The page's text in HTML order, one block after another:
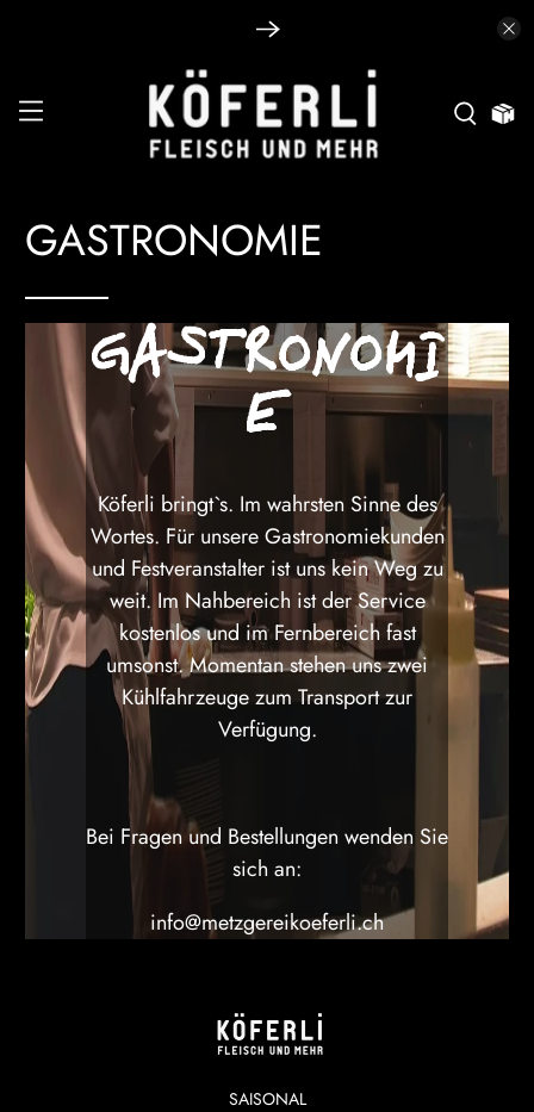
GASTRONOMIE
GASTRONOMI
E
Köferli bringt`s. Im wahrsten Sinne des
Wortes. Für unsere Gastronomiekunden
und Festveranstalter ist uns kein Weg zu
weit. Im Nahbereich ist der Service
kostenlos und im Fernbereich fast
umsonst. Momentan stehen uns zwei
Kühlfahrzeuge zum Transport zur
Verfügung.
Bei Fragen und Bestellungen wenden Sie
sich an:
info@metzgereikoeferli.ch
SAISONAL